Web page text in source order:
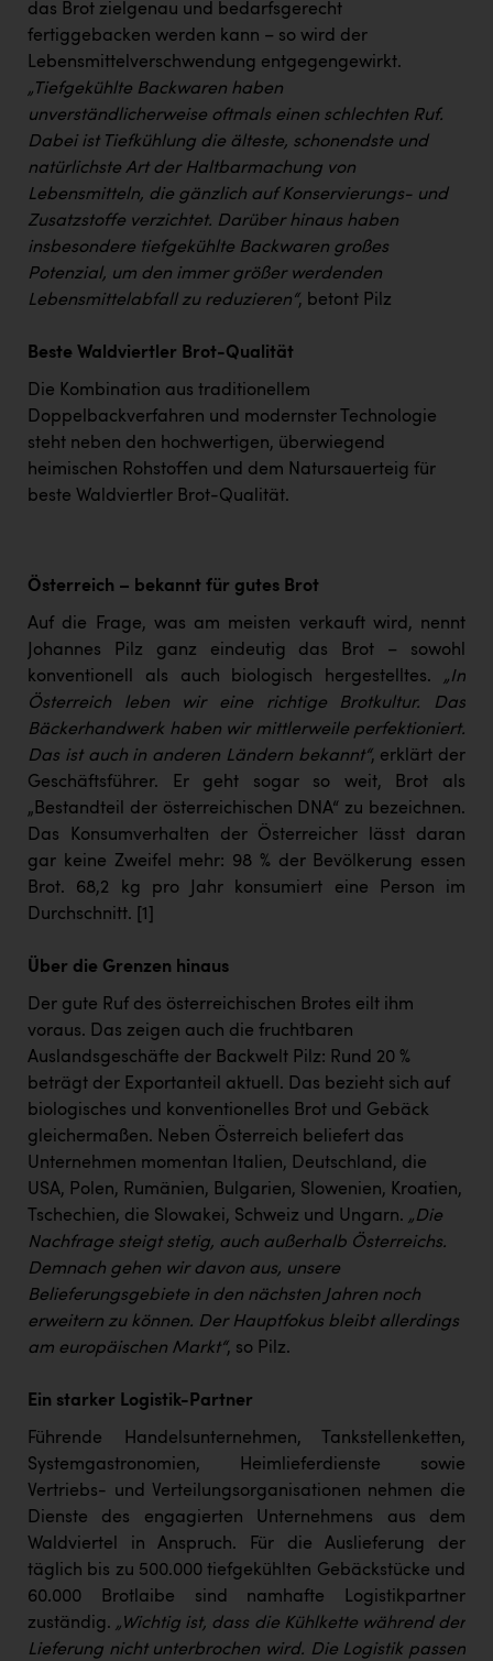
das Brot zielgenau und bedarfsgerecht
fertiggebacken werden kann – so wird der
Lebensmittelverschwendung entgegengewirkt.
„Tiefgekühlte Backwaren haben
unverständlicherweise oftmals einen schlechten Ruf.
Dabei ist Tiefkühlung die älteste, schonendste und
natürlichste Art der Haltbarmachung von
Lebensmitteln, die gänzlich auf Konservierungs- und
Zusatzstoffe verzichtet. Darüber hinaus haben
insbesondere tiefgekühlte Backwaren großes
Potenzial, um den immer größer werdenden
Lebensmittelabfall zu reduzieren“, betont Pilz
Beste Waldviertler Brot-Qualität
Die Kombination aus traditionellem
Doppelbackverfahren und modernster Technologie
steht neben den hochwertigen, überwiegend
heimischen Rohstoffen und dem Natursauerteig für
beste Waldviertler Brot-Qualität.
Österreich – bekannt für gutes Brot
Auf die Frage, was am meisten verkauft wird, nennt
Johannes Pilz ganz eindeutig das Brot – sowohl
konventionell als auch biologisch hergestelltes. „In
Österreich leben wir eine richtige Brotkultur. Das
Bäckerhandwerk haben wir mittlerweile perfektioniert.
Das ist auch in anderen Ländern bekannt“, erklärt der
Geschäftsführer. Er geht sogar so weit, Brot als
„Bestandteil der österreichischen DNA“ zu bezeichnen.
Das Konsumverhalten der Österreicher lässt daran
gar keine Zweifel mehr: 98 % der Bevölkerung essen
Brot. 68,2 kg pro Jahr konsumiert eine Person im
Durchschnitt.
[1]
Über die Grenzen hinaus
Der gute Ruf des österreichischen Brotes eilt ihm
voraus. Das zeigen auch die fruchtbaren
Auslandsgeschäfte der Backwelt Pilz: Rund 20 %
beträgt der Exportanteil aktuell. Das bezieht sich auf
biologisches und konventionelles Brot und Gebäck
gleichermaßen. Neben Österreich beliefert das
Unternehmen momentan Italien, Deutschland, die
USA, Polen, Rumänien, Bulgarien, Slowenien, Kroatien,
Tschechien, die Slowakei, Schweiz und Ungarn. „Die
Nachfrage steigt stetig, auch außerhalb Österreichs.
Demnach gehen wir davon aus, unsere
Belieferungsgebiete in den nächsten Jahren noch
erweitern zu können. Der Hauptfokus bleibt allerdings
am europäischen Markt“, so Pilz.
Ein starker Logistik-Partner
Führende Handelsunternehmen, Tankstellenketten,
Systemgastronomien, Heimlieferdienste sowie
Vertriebs- und Verteilungsorganisationen nehmen die
Dienste des engagierten Unternehmens aus dem
Waldviertel in Anspruch. Für die Auslieferung der
täglich bis zu 500.000 tiefgekühlten Gebäckstücke und
60.000 Brotlaibe sind namhafte Logistikpartner
zuständig. „Wichtig ist, dass die Kühlkette während der
Lieferung nicht unterbrochen wird. Die Logistik passen